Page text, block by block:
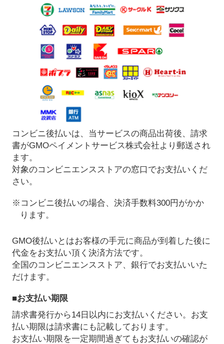
コンビニ後払いは、当サービスの商品出荷後、請求
書がGMOペイメントサービス株式会社より郵送され
ます。
対象のコンビニエンスストアの窓口でお支払いくだ
さい。
※コンビニ後払いの場合、決済手数料300円がかか
ります。
GMO後払いとはお客様の手元に商品が到着した後に
代金をお支払い頂く決済方法です。
全国のコンビニエンスストア、銀行でお支払いいた
だけます。
■お支払い期限
請求書発行から14日以内にお支払いください。お支
払い期限は請求書にも記載しております。
お支払い期限を一定期間過ぎてもお支払いの確認が